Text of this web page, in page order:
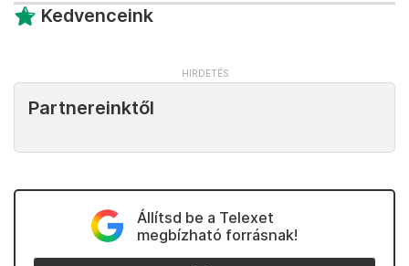
Kedvenceink
Partnereinktől
Állítsd be a Telexet
megbízható forrásnak!